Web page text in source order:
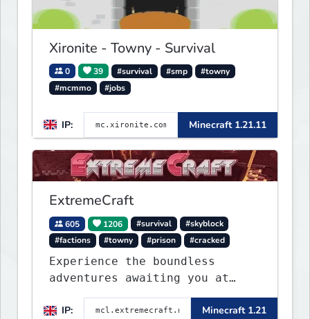
Xironite - Towny - Survival
0 39 #survival #smp
#towny
#mcmmo
#jobs
IP: Minecraft 1.21.11
ExtremeCraft
605 1206 #survival
#skyblock
#factions
#towny #prison #cracked
Experience the boundless
adventures awaiting you at
ExtremeCraft.net! Embark on a
journey through a plethora of
IP: Minecraft 1.21